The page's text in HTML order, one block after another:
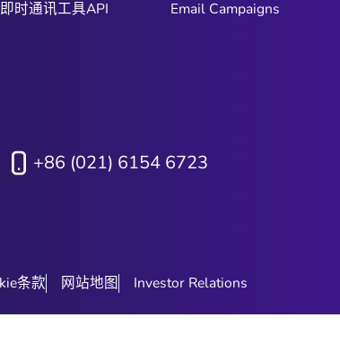
即时通讯工具API
Email Campaigns
+86 (021) 6154 6723
条款 网站地图 Investor Relations